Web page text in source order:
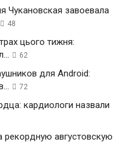
Чукановская завоевала
48
цього тижня:
62
для Android:
72
кардиологи назвали
августовскую